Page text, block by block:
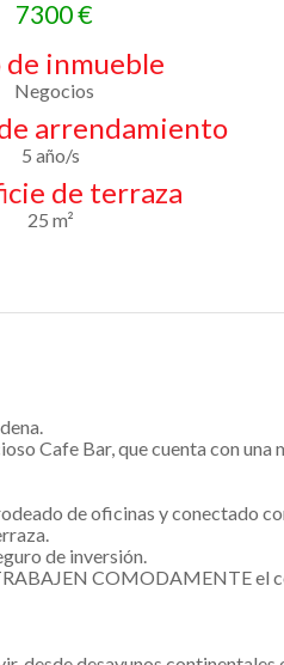
7300 €
de inmueble
Negocios
arrendamiento
5 año/s
de terraza
25 m²
Cafe Bar, que cuenta con
de oficinas y conectado
de inversión.
COMODAMENTE el